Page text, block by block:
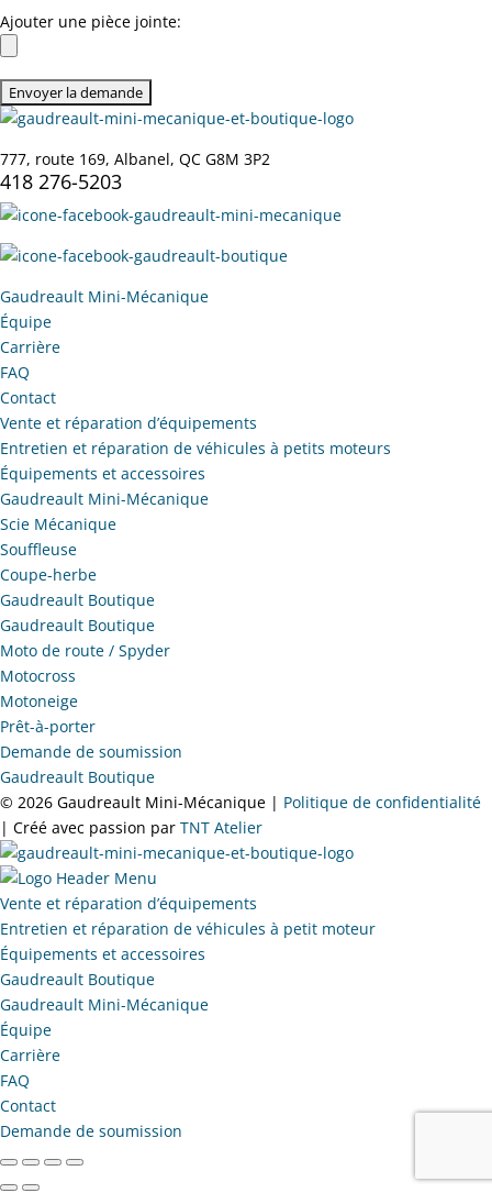
Ajouter une pièce jointe:
777, route 169, Albanel, QC G8M 3P2
418 276-5203
Gaudreault Mini-Mécanique
Équipe
Carrière
FAQ
Contact
Vente et réparation d’équipements
Entretien et réparation de véhicules à petits moteurs
Équipements et accessoires
Gaudreault Mini-Mécanique
Scie Mécanique
Souffleuse
Coupe-herbe
Gaudreault Boutique
Gaudreault Boutique
Moto de route / Spyder
Motocross
Motoneige
Prêt-à-porter
Demande de soumission
Gaudreault Boutique
© 2026 Gaudreault Mini-Mécanique | Politique de confidentialité
| Créé avec passion par TNT Atelier
Vente et réparation d’équipements
Entretien et réparation de véhicules à petit moteur
Équipements et accessoires
Gaudreault Boutique
Gaudreault Mini-Mécanique
Équipe
Carrière
FAQ
Contact
Demande de soumission